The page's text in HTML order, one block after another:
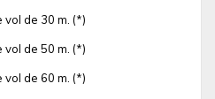
vol de 30 m. (*)
vol de 50 m. (*)
vol de 60 m. (*)